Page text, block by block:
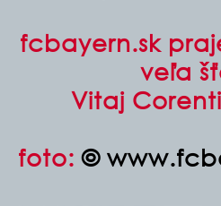
fcbayern.sk
veľa
Vitaj
foto:©